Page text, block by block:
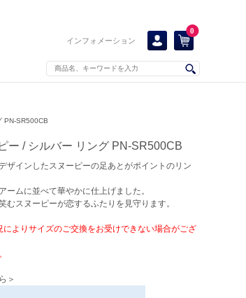
インフォメーション
0
PN-SR500CB
ー / シルバー リング PN-SR500CB
ザインしたスヌーピーの足あとがポイントのリン
ームに並べて華やかに仕上げました。
むスヌーピーが恋するふたりを見守ります。
よりサイズのご交換をお受けできない場合がござ
＞